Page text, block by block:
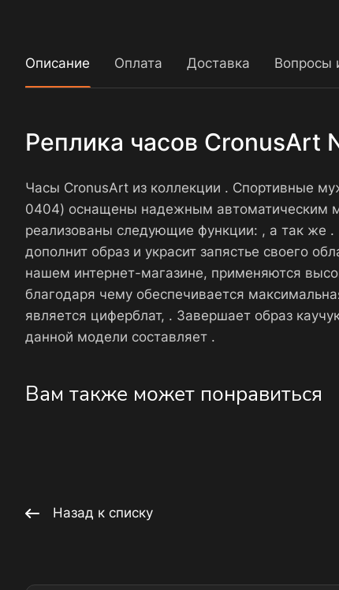
Описание Оплата Доставка Вопросы
Реплика часов CronusArt
Часы CronusArt из коллекции . Спортивные
0404) оснащены надежным автоматическим
реализованы следующие функции: , а так же
дополнит образ и украсит запястье своего
нашем интернет-магазине, применяются
благодаря чему обеспечивается
является циферблат, . Завершает образ
данной модели составляет .
Вам также может понравиться
Назад к списку